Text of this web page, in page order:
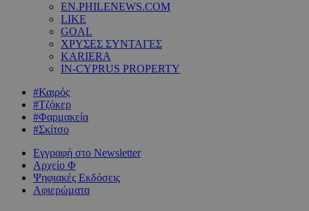
EN.PHILENEWS.COM
LIKE
GOAL
ΧΡΥΣΕΣ ΣΥΝΤΑΓΕΣ
KARIERA
IN-CYPRUS PROPERTY
#Καιρός
#Τζόκερ
#Φαρμακεία
#Σκίτσο
Εγγραφή στο Newsletter
Αρχείο Φ
Ψηφιακές Εκδόσεις
Αφιερώματα